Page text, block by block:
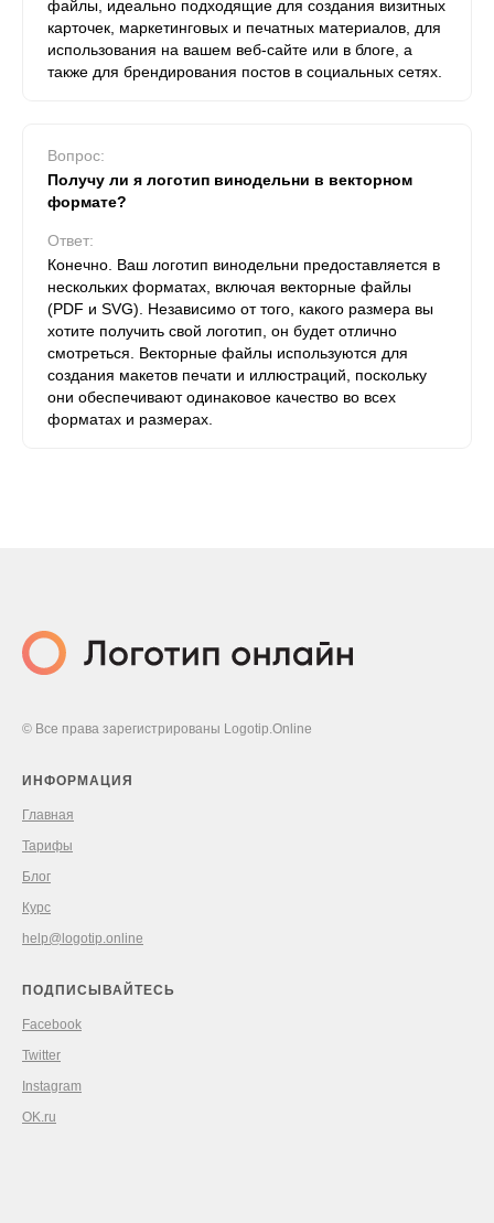
файлы, идеально подходящие для создания визитных
карточек, маркетинговых и печатных материалов, для
использования на вашем веб-сайте или в блоге, а
также для брендирования постов в социальных сетях.
Вопрос:
Получу ли я логотип винодельни в векторном
формате?
Ответ:
Конечно. Ваш логотип винодельни предоставляется в
нескольких форматах, включая векторные файлы
(PDF и SVG). Независимо от того, какого размера вы
хотите получить свой логотип, он будет отлично
смотреться. Векторные файлы используются для
создания макетов печати и иллюстраций, поскольку
они обеспечивают одинаковое качество во всех
форматах и ​​размерах.
© Все права зарегистрированы Logotip.Online
ИНФОРМАЦИЯ
Главная
Тарифы
Блог
Курс
help@logotip.online
ПОДПИСЫВАЙТЕСЬ
Facebook
Twitter
Instagram
OK.ru